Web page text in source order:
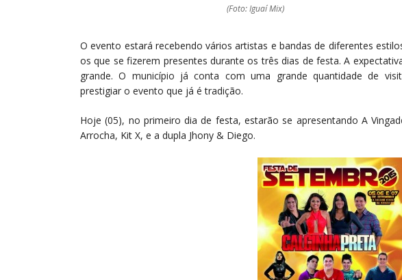
(Foto: Iguaí Mix)
O evento estará recebendo vários artistas e bandas de diferentes
os que se fizerem presentes durante os três dias de festa. A
grande. O município já conta com uma grande quantidade de
prestigiar o evento que já é tradição.
Hoje (05), no primeiro dia de festa, estarão se apresentando A
Arrocha, Kit X, e a dupla Jhony & Diego.